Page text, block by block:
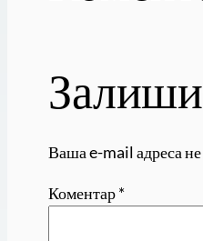
Ваша e-mail адреса
Коментар*